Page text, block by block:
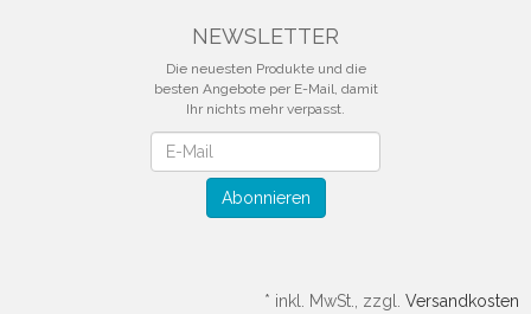
NEWSLETTER
Die neuesten Produkte und die
besten Angebote per E-Mail, damit
Ihr nichts mehr verpasst.
Abonnieren
* inkl. MwSt., zzgl. Versandkosten